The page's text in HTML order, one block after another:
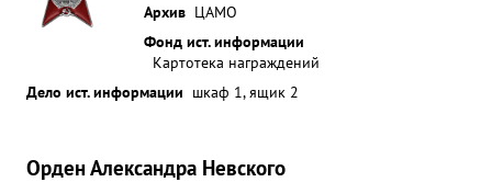
Архив ЦАМО
Фонд ист. информации
Картотека награждений
Дело ист. информации шкаф 1, ящик 2
Орден Александра Невского